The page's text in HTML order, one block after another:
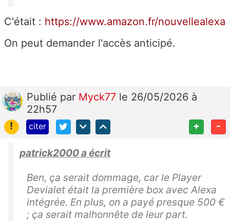
C'était : https://www.amazon.fr/nouvellealexa
On peut demander l'accès anticipé.
Publié par Myck77 le 26/05/2026 à
22h57
!
citer + -
patrick2000 a écrit
Ben, ça serait dommage, car le Player
Devialet était la première box avec Alexa
intégrée. En plus, on a payé presque 500 €
; ça serait malhonnête de leur part.